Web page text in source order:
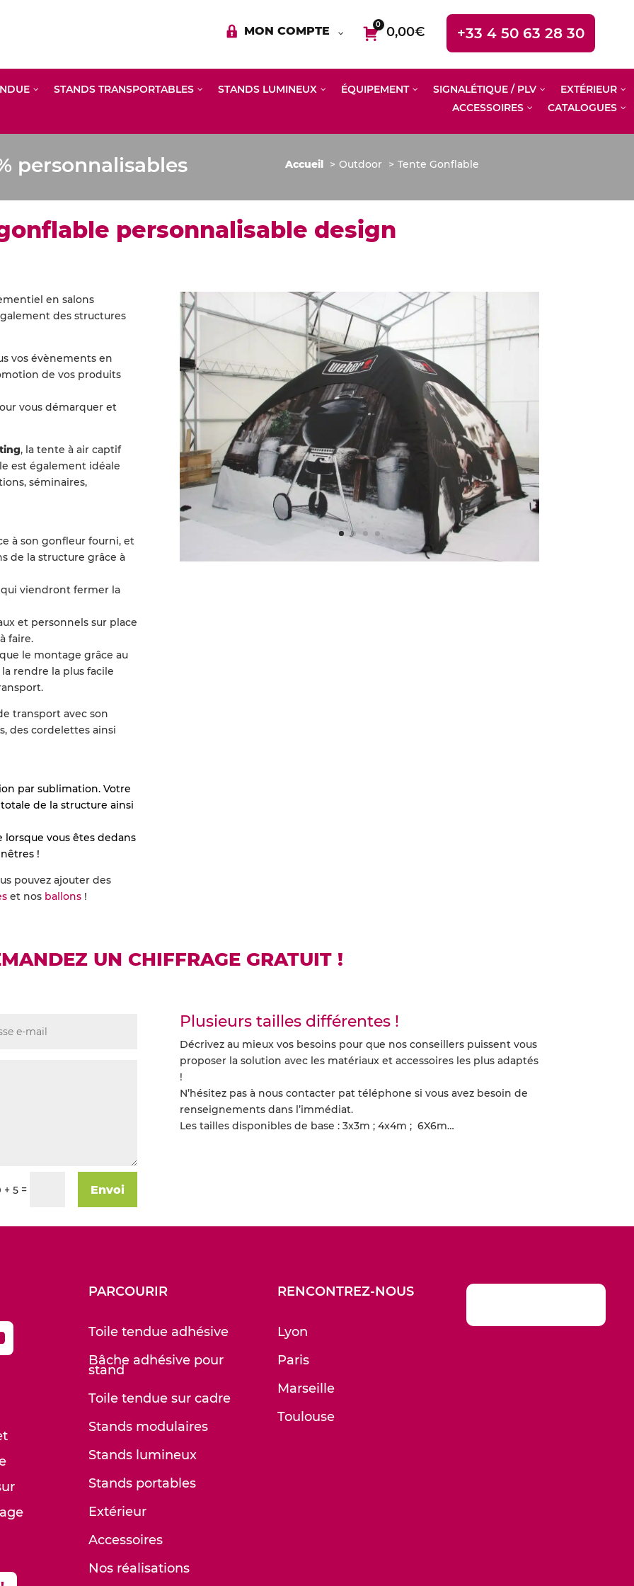
MON COMPTE 0 0,00€ +33 4 50 63 28 30
STANDS TRANSPORTABLES STANDS LUMINEUX ÉQUIPEMENT SIGNALÉTIQUE / PLV
EXTÉRIEUR
ACCESSOIRES
CATALOGUES
personnalisables Accueil Outdoor Tente Gonflable
personnalisable design
en salons
des structures
vos évènements en
de vos produits
vous démarquer et
, la tente à air captif
est également idéale
séminaires,
à son gonfleur fourni, et
de la structure grâce à
qui viendront fermer la
et personnels sur place
faire.
le montage grâce au
rendre la plus facile
transport avec son
des cordelettes ainsi
par sublimation. Votre
de la structure ainsi
lorsque vous êtes dedans
!
pouvez ajouter des
et nos ballons !
UN CHIFFRAGE GRATUIT !
+ 5 = Envoi
Plusieurs tailles différentes !
Décrivez au mieux vos besoins pour que nos conseillers puissent vous
proposer la solution avec les matériaux et accessoires les plus adaptés
!
N’hésitez pas à nous contacter pat téléphone si vous avez besoin de
renseignements dans l’immédiat.
Les tailles disponibles de base : 3x3m ; 4x4m ; 6X6m…
PARCOURIR
Toile tendue adhésive
Bâche adhésive pour
stand
Toile tendue sur cadre
Stands modulaires
Stands lumineux
Stands portables
Extérieur
Accessoires
Nos réalisations
RENCONTREZ-NOUS
Lyon
Paris
Marseille
Toulouse